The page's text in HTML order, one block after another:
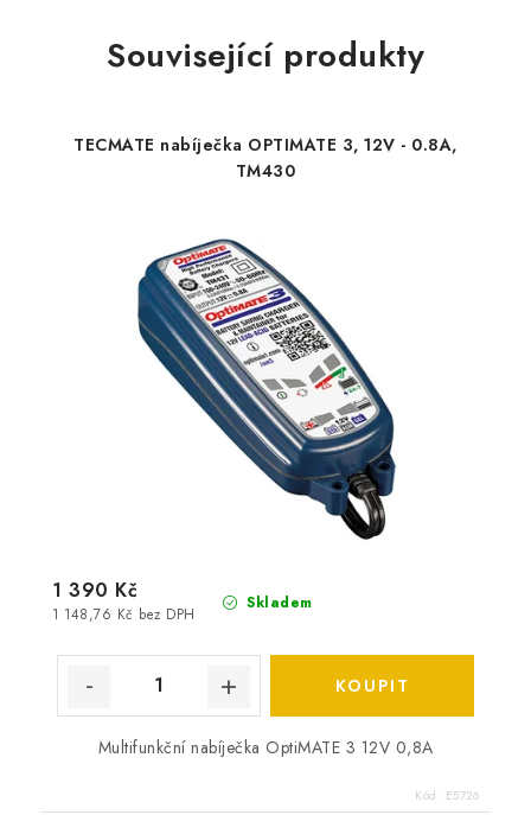
Související produkty
TECMATE nabíječka OPTIMATE 3, 12V - 0.8A,
TM430
Skladem
1 148,76 Kč bez DPH
1 390 Kč
Multifunkční nabíječka OptiMATE 3 12V 0,8A
Kód: E5726